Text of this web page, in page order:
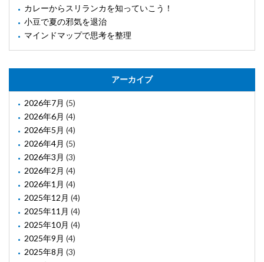
カレーからスリランカを知っていこう！
小豆で夏の邪気を退治
マインドマップで思考を整理
アーカイブ
2026年7月 (5)
2026年6月 (4)
2026年5月 (4)
2026年4月 (5)
2026年3月 (3)
2026年2月 (4)
2026年1月 (4)
2025年12月 (4)
2025年11月 (4)
2025年10月 (4)
2025年9月 (4)
2025年8月 (3)